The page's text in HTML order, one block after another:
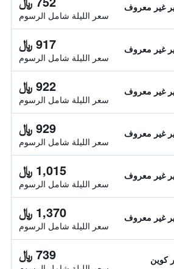
غير معروف
سعر الليلة شامل الرسوم
غير معروف 917 ﷼
سعر الليلة شامل الرسوم
غير معروف 922 ﷼
سعر الليلة شامل الرسوم
غير معروف 929 ﷼
سعر الليلة شامل الرسوم
غير معروف 1,015 ﷼
سعر الليلة شامل الرسوم
غير معروف 1,370 ﷼
سعر الليلة شامل الرسوم
739 ﷼